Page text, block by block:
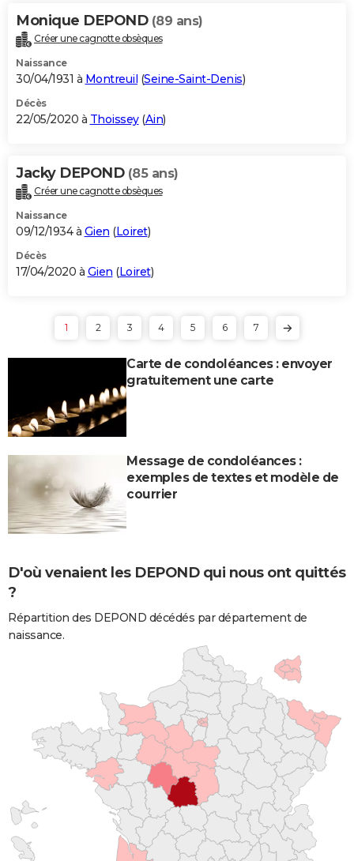
Monique DEPOND (89 ans)
Créer une cagnotte obsèques
Naissance
30/04/1931 à Montreuil (Seine-Saint-Denis)
Décès
22/05/2020 à Thoissey(Ain)
Jacky DEPOND (85 ans)
Créer une cagnotte obsèques
Naissance
09/12/1934 à Gien (Loiret)
Décès
17/04/2020 à Gien (Loiret)
1 2 3 4 5 6 7
Carte de condoléances : envoyer
gratuitement une carte
Message de condoléances :
exemples de textes et modèle de
courrier
D'où venaient les DEPOND qui nous ont quittés
?
Répartition des DEPOND décédés par département de
naissance.